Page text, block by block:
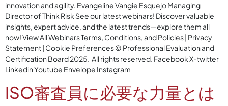
innovation and agility. Evangeline Vangie Esquejo Managing
Director of Think Risk See our latest webinars! Discover valuable
insights, expert advice, and the latest trends—explore them all
now! View All Webinars Terms, Conditions, and Policies | Privacy
Statement | Cookie Preferences © Professional Evaluation and
Certification Board 2025. All rights reserved. Facebook X-twitter
Linkedin Youtube Envelope Instagram
ISO審査員に必要な力量とは